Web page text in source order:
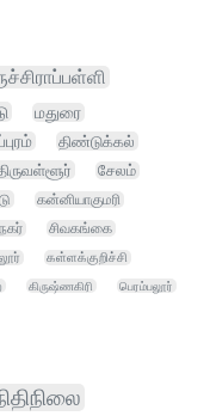
மதுரை
திண்டுக்கல்
சேலம்
கன்னியாகுமரி
சிவகங்கை
கள்ளக்குறிச்சி
கிருஷ்ணகிரி
பெரம்பலூர்